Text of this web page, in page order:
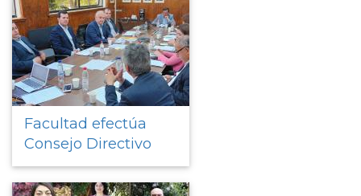
Facultad efectúa
Consejo Directivo